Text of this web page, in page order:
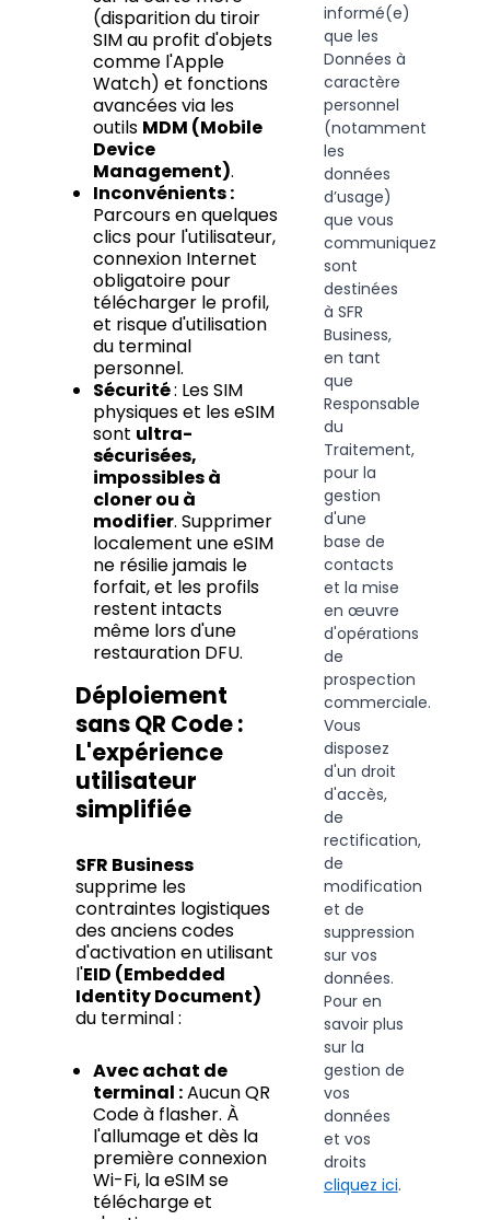
(disparition du tiroir
SIM au profit d'objets
comme l'Apple
Watch) et fonctions
avancées via les
outils MDM (Mobile
Device
Management).
Inconvénients :
Parcours en quelques
clics pour l'utilisateur,
connexion Internet
obligatoire pour
télécharger le profil,
et risque d'utilisation
du terminal
personnel.
Sécurité: Les SIM
physiques et les eSIM
sont ultra-
sécurisées,
impossibles à
cloner ou à
modifier. Supprimer
localement une eSIM
ne résilie jamais le
forfait, et les profils
restent intacts
même lors d'une
restauration DFU.
Déploiement
sans QR Code :
L'expérience
utilisateur
simplifiée
SFR Business
supprime les
contraintes logistiques
des anciens codes
d'activation en utilisant
l'EID (Embedded
Identity Document)
du terminal :
Avec achat de
terminal :Aucun QR
Code à flasher. À
l'allumage et dès la
première connexion
Wi-Fi, la eSIM se
télécharge et
informé(e)
que les
Données à
caractère
personnel
(notamment
les
données
d’usage)
que vous
communiquez
sont
destinées
à SFR
Business,
en tant
que
Responsable
du
Traitement,
pour la
gestion
d'une
base de
contacts
et la mise
en œuvre
d'opérations
de
prospection
commerciale.
Vous
disposez
d'un droit
d'accès,
de
rectification,
de
modification
et de
suppression
sur vos
données.
Pour en
savoir plus
sur la
gestion de
vos
données
et vos
droits
cliquez ici.